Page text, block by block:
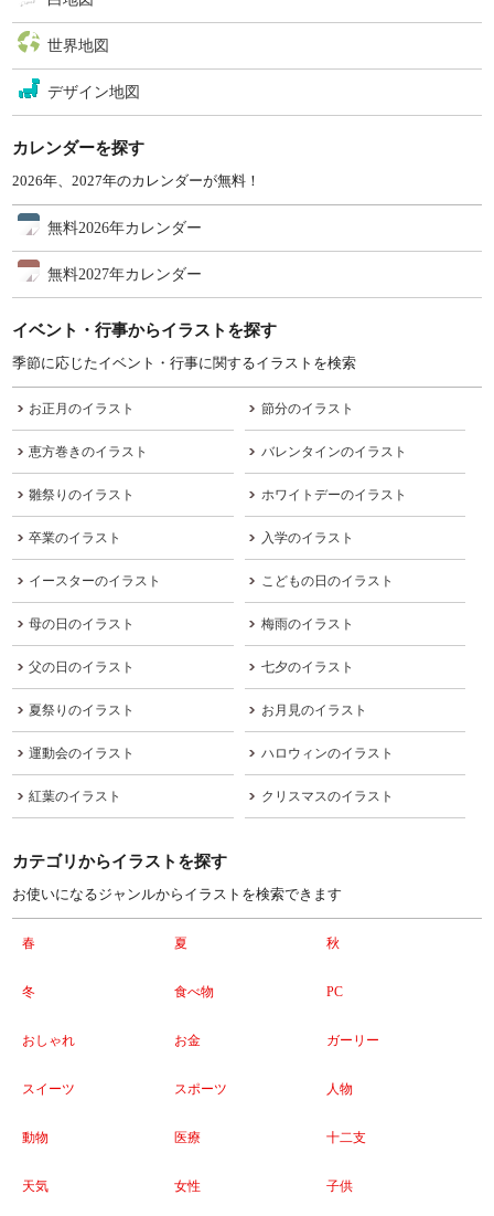
世界地図
デザイン地図
カレンダーを探す
2026年、2027年のカレンダーが無料！
無料2026年カレンダー
無料2027年カレンダー
イベント・行事からイラストを探す
季節に応じたイベント・行事に関するイラストを検索
お正月のイラスト 節分のイラスト
恵方巻きのイラスト バレンタインのイラスト
雛祭りのイラスト ホワイトデーのイラスト
卒業のイラスト 入学のイラスト
イースターのイラスト こどもの日のイラスト
母の日のイラスト 梅雨のイラスト
父の日のイラスト 七夕のイラスト
夏祭りのイラスト お月見のイラスト
運動会のイラスト ハロウィンのイラスト
紅葉のイラスト クリスマスのイラスト
カテゴリからイラストを探す
お使いになるジャンルからイラストを検索できます
春 夏 秋
冬 食べ物 PC
おしゃれ お金 ガーリー
スイーツ スポーツ 人物
動物 医療 十二支
天気 女性 子供